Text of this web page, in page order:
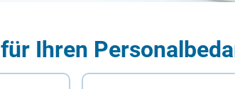
Ihren